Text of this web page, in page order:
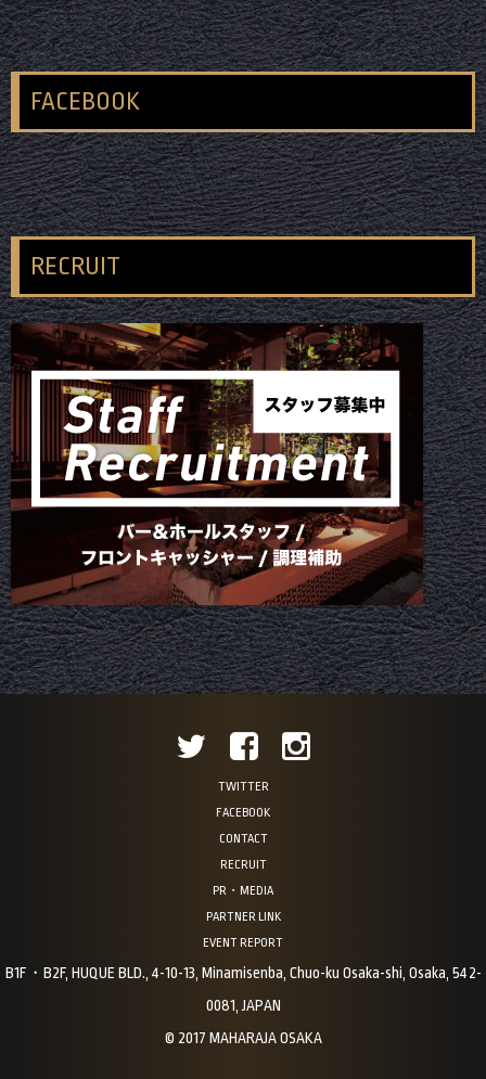
FACEBOOK
RECRUIT
TWITTER
FACEBOOK
CONTACT
RECRUIT
PR・MEDIA
PARTNER LINK
EVENT REPORT
B1F・B2F, HUQUE BLD., 4-10-13, Minamisenba, Chuo-ku Osaka-shi, Osaka, 542-
0081, JAPAN
© 2017 MAHARAJA OSAKA